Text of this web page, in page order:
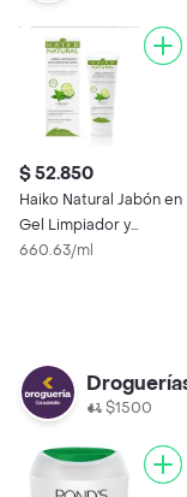
$ 52.850
Haiko Natural Jabón en
Gel Limpiador y
Equilibrante Facial
660.63/ml
$1500